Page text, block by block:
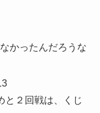
かったんだろうな
と２回戦は、くじ